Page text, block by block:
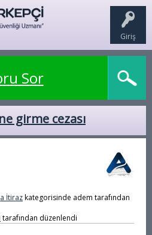
Giriş
Sor
girme cezası
İtirazkategorisinde adem tarafından
tarafından düzenlendi